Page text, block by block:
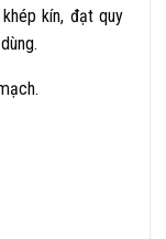
kín, đạt quy